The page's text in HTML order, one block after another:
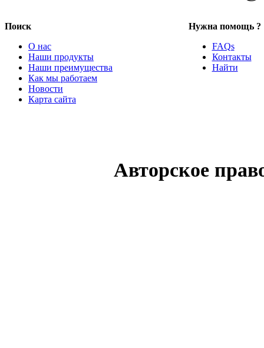
Поиск
О нас
Наши продукты
Наши преимущества
Как мы работаем
Новости
Карта сайта
Нужна помощь ?
FAQs
Контакты
Найти
Авторское